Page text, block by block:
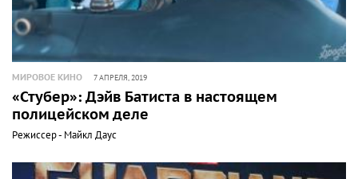
МИРОВОЕ КИНО 7 АПРЕЛЯ, 2019
«Стубер»: Дэйв Батиста в настоящем
полицейском деле
Режиссер - Майкл Даус